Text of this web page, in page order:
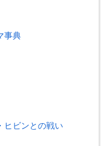
事典
ヒビンとの戦い